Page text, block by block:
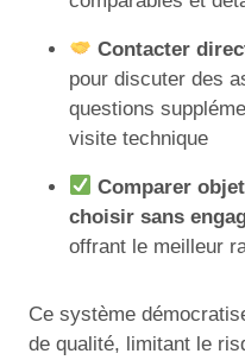
Contacter
pour discuter des
questions
visite technique
Comparer
choisir sans
offrant le meilleur
Ce système
de qualité, limitant le